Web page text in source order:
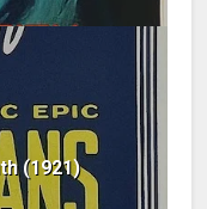
(1921)